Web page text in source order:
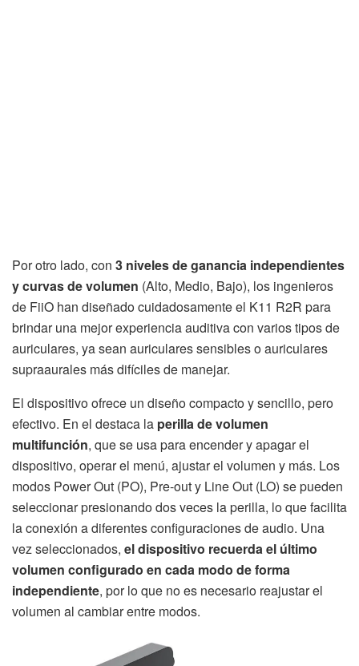
Por otro lado, con 3 niveles de ganancia independientes
y curvas de volumen (Alto, Medio, Bajo), los ingenieros
de FiiO han diseñado cuidadosamente el K11 R2R para
brindar una mejor experiencia auditiva con varios tipos de
auriculares, ya sean auriculares sensibles o auriculares
supraaurales más difíciles de manejar.
El dispositivo ofrece un diseño compacto y sencillo, pero
efectivo. En el destaca la perilla de volumen
multifunción, que se usa para encender y apagar el
dispositivo, operar el menú, ajustar el volumen y más. Los
modos Power Out (PO), Pre-out y Line Out (LO) se pueden
seleccionar presionando dos veces la perilla, lo que facilita
la conexión a diferentes configuraciones de audio. Una
vez seleccionados, el dispositivo recuerda el último
volumen configurado en cada modo de forma
independiente, por lo que no es necesario reajustar el
volumen al cambiar entre modos.